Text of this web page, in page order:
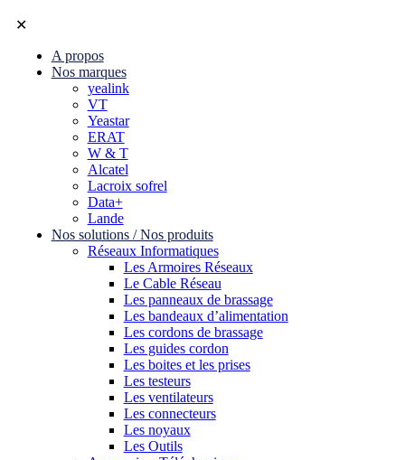
✕
A propos
Nos marques
yealink
VT
Yeastar
ERAT
W & T
Alcatel
Lacroix sofrel
Data+
Lande
Nos solutions / Nos produits
Réseaux Informatiques
Les Armoires Réseaux
Le Cable Réseau
Les panneaux de brassage
Les bandeaux d’alimentation
Les cordons de brassage
Les guides cordon
Les boites et les prises
Les testeurs
Les ventilateurs
Les connecteurs
Les noyaux
Les Outils